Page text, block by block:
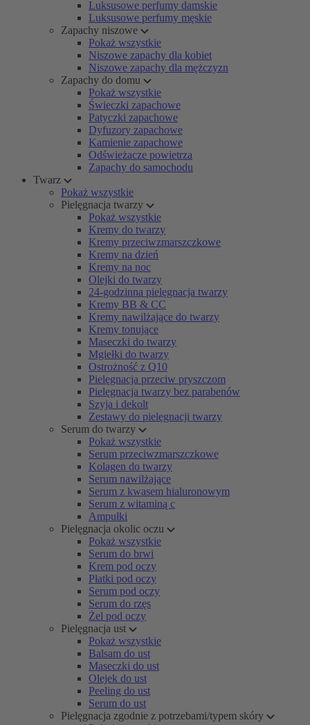
Luksusowe perfumy damskie
Luksusowe perfumy męskie
Zapachy niszowe
Pokaż wszystkie
Niszowe zapachy dla kobiet
Niszowe zapachy dla mężczyzn
Zapachy do domu
Pokaż wszystkie
Świeczki zapachowe
Patyczki zapachowe
Dyfuzory zapachowe
Kamienie zapachowe
Odświeżacze powietrza
Zapachy do samochodu
Twarz
Pokaż wszystkie
Pielęgnacja twarzy
Pokaż wszystkie
Kremy do twarzy
Kremy przeciwzmarszczkowe
Kremy na dzień
Kremy na noc
Olejki do twarzy
24-godzinna pielęgnacja twarzy
Kremy BB & CC
Kremy nawilżające do twarzy
Kremy tonujące
Maseczki do twarzy
Mgiełki do twarzy
Ostrożność z Q10
Pielęgnacja przeciw pryszczom
Pielęgnacja twarzy bez parabenów
Szyja i dekolt
Zestawy do pielęgnacji twarzy
Serum do twarzy
Pokaż wszystkie
Serum przeciwzmarszczkowe
Kolagen do twarzy
Serum nawilżające
Serum z kwasem hialuronowym
Serum z witaminą c
Ampułki
Pielęgnacja okolic oczu
Pokaż wszystkie
Serum do brwi
Krem pod oczy
Płatki pod oczy
Serum pod oczy
Serum do rzęs
Żel pod oczy
Pielęgnacja ust
Pokaż wszystkie
Balsam do ust
Maseczki do ust
Olejek do ust
Peeling do ust
Serum do ust
Pielęgnacja zgodnie z potrzebami/typem skóry